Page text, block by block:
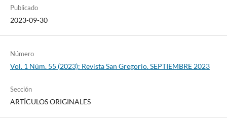
Publicado
2023-09-30
Número
Vol. 1 Núm. 55 (2023): Revista San Gregorio. SEPTIEMBRE 2023
Sección
ARTÍCULOS ORIGINALES